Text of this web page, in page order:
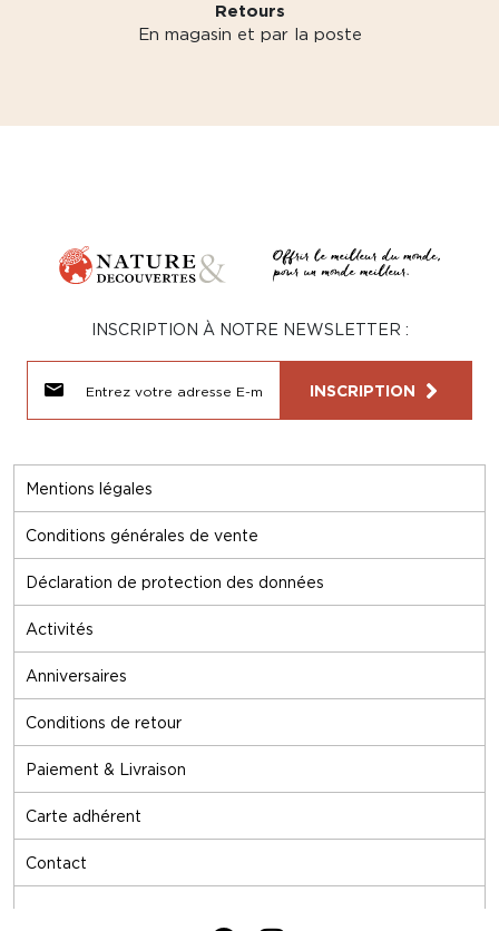
Retours
En magasin et par la poste
Mentions légales
Conditions générales de vente
Déclaration de protection des données
Activités
Anniversaires
Conditions de retour
Paiement & Livraison
Carte adhérent
Contact
INSCRIPTION À NOTRE NEWSLETTER :
INSCRIPTION